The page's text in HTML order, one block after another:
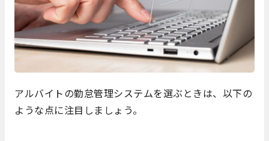
アルバイトの勤怠管理システムを選ぶときは、以下の
ような点に注目しましょう。